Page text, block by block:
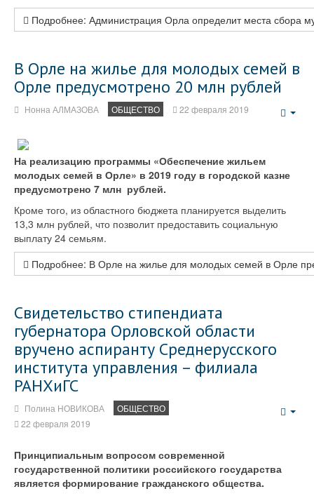
Подробнее: Администрация Орла определит места сбора
В Орле на жилье для молодых семей в
Орле предусмотрено 20 млн рублей
Нонна АЛМАЗОВА ОБЩЕСТВО 22 февраля 2019
На реализацию программы «Обеспечение жильем
молодых семей в Орле» в 2019 году в городской казне
предусмотрено 7 млн рублей.
Кроме того, из областного бюджета планируется выделить
13,3 млн рублей, что позволит предоставить социальную
выплату 24 семьям.
Подробнее: В Орле на жилье для молодых семей в Орле
Свидетельство стипендиата
губернатора Орловской области
вручено аспиранту Среднерусского
института управления – филиала
РАНХиГС
Полина НОВИКОВА
ОБЩЕСТВО
22 февраля 2019
Принципиальным вопросом современной
государственной политики российского государства
является формирование гражданского общества.